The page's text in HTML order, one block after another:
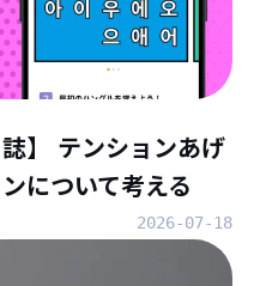
】 テンションあげ
について考える
2026-07-18